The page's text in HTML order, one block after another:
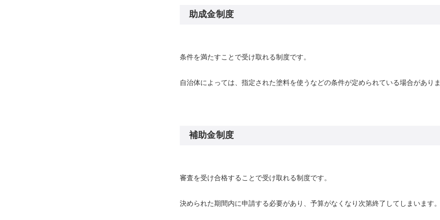
助成金制度
条件を満たすことで受け取れる制度です。
自治体によっては、指定された塗料を使うなどの条件が定められている場合がありま
補助金制度
審査を受け合格することで受け取れる制度です。
決められた期間内に申請する必要があり、予算がなくなり次第終了してしまいます。